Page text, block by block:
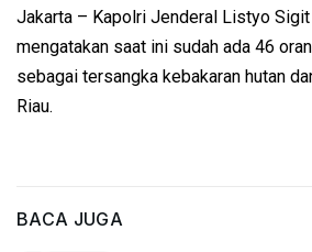
Jakarta – Kapolri Jenderal Listyo
mengatakan saat ini sudah ada 46
sebagai tersangka kebakaran hutan
Riau.
BACA JUGA